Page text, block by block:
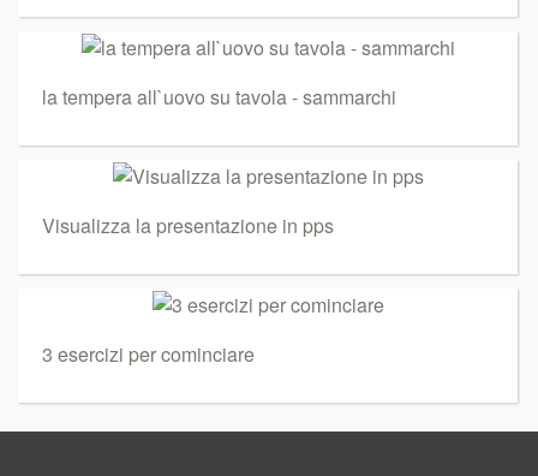
la tempera all`uovo su tavola - sammarchi
Visualizza la presentazione in pps
3 esercizi per cominciare